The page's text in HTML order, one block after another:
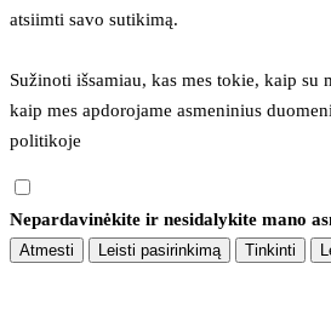
atsiimti savo sutikimą.
Sužinoti išsamiau, kas mes tokie, kaip su
kaip mes apdorojame asmeninius
politikoje
Nepardavinėkite ir nesidalykite mano
Atmesti Leisti pasirinkimą Tinkinti